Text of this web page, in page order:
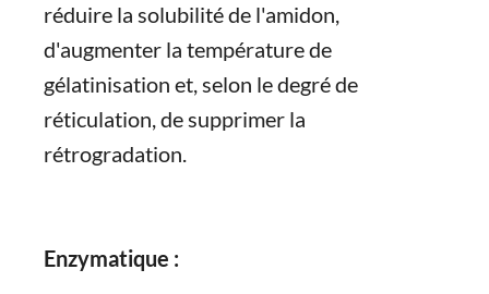
réduire la solubilité de l'amidon,
d'augmenter la température de
gélatinisation et, selon le degré de
réticulation, de supprimer la
rétrogradation.
Enzymatique :